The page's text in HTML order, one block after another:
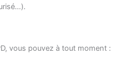
vous pouvez à tout moment :